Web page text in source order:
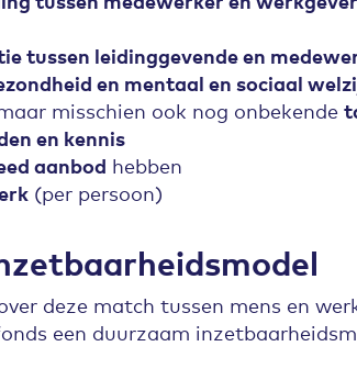
tussen leidinggevende en
en mentaal en sociaal
misschien ook nog onbekende
en kennis
aanbod hebben
(per persoon)
deze match tussen mens en
een duurzaam